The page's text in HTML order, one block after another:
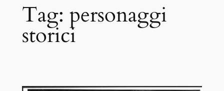
Tag: personaggi
storici